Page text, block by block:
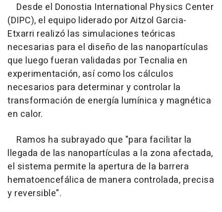
Desde el Donostia International Physics Center
(DIPC), el equipo liderado por Aitzol Garcia-
Etxarri realizó las simulaciones teóricas
necesarias para el diseño de las nanopartículas
que luego fueran validadas por Tecnalia en
experimentación, así como los cálculos
necesarios para determinar y controlar la
transformación de energía lumínica y magnética
en calor.
Ramos ha subrayado que "para facilitar la
llegada de las nanopartículas a la zona afectada,
el sistema permite la apertura de la barrera
hematoencefálica de manera controlada, precisa
y reversible".